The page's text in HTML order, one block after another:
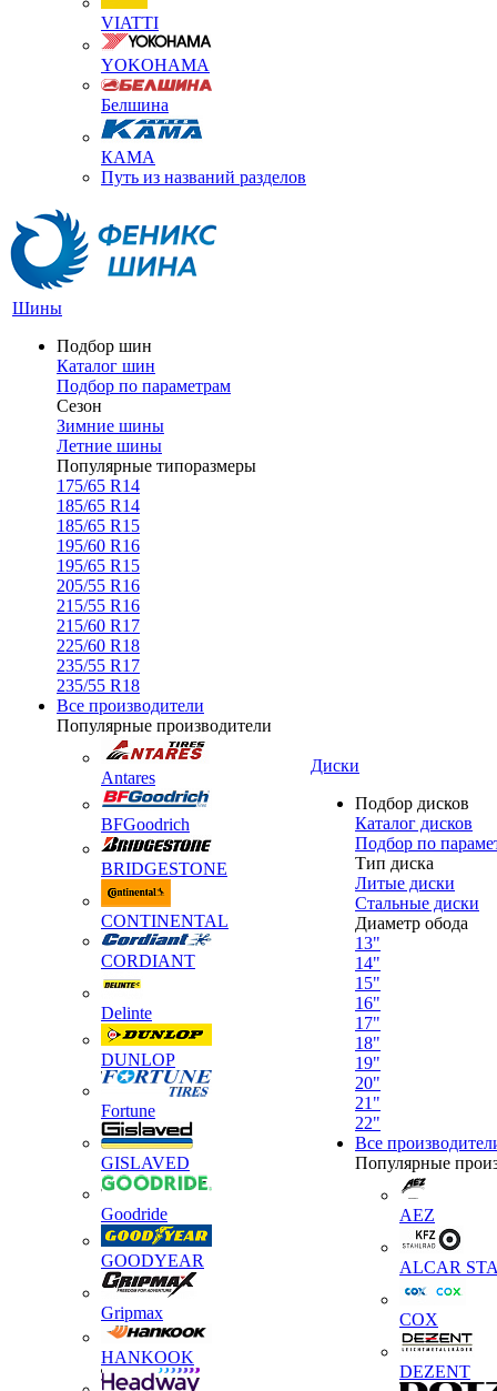
VIATTI
YOKOHAMA
Белшина
КАМА
Путь из названий разделов
Шины
Подбор шин
Каталог шин
Подбор по параметрам
Сезон
Зимние шины
Летние шины
Популярные типоразмеры
175/65 R14
185/65 R14
185/65 R15
195/60 R16
195/65 R15
205/55 R16
215/55 R16
215/60 R17
225/60 R18
235/55 R17
235/55 R18
Все производители
Популярные производители
Antares
BFGoodrich
BRIDGESTONE
CONTINENTAL
CORDIANT
Delinte
DUNLOP
Fortune
GISLAVED
Goodride
GOODYEAR
Gripmax
HANKOOK
Диски
Подбор дисков
Каталог дисков
Подбор по
Тип диска
Литые диски
Стальные диски
Диаметр обода
13"
14"
15"
16"
17"
18"
19"
20"
21"
22"
Все
Популярные
AEZ
ALCAR
COX
DEZENT